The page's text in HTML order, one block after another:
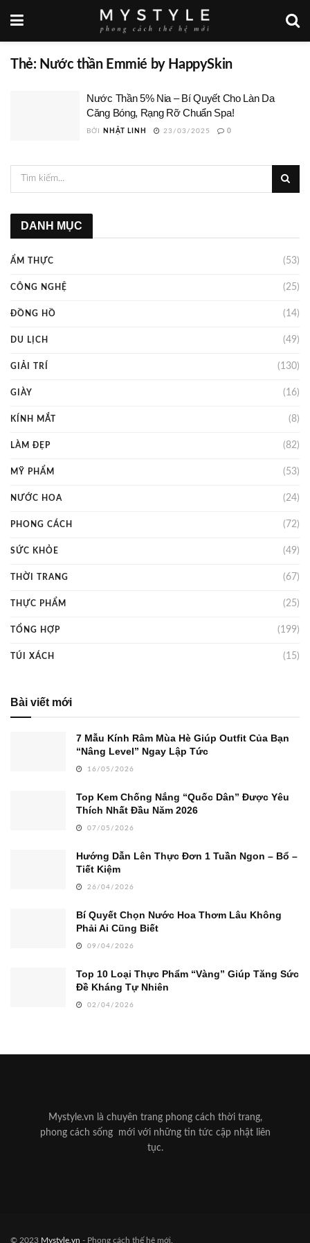
Thẻ: Nước thần Emmié by HappySkin
Nước Thần 5% Nia – Bí Quyết Cho Làn Da
Căng Bóng, Rạng Rỡ Chuẩn Spa!
BỞI NHẬT LINH 23/03/2025 0
DANH MỤC
ẨM THỰC (53)
CÔNG NGHỆ (25)
ĐỒNG HỒ (14)
DU LỊCH (49)
GIẢI TRÍ (130)
GIÀY (16)
KÍNH MẮT (8)
LÀM ĐẸP (82)
MỸ PHẨM (53)
NƯỚC HOA (24)
PHONG CÁCH (72)
SỨC KHỎE (49)
THỜI TRANG (67)
THỰC PHẨM (25)
TỔNG HỢP (199)
TÚI XÁCH (15)
Bài viết mới
7 Mẫu Kính Râm Mùa Hè Giúp Outfit Của Bạn
“Nâng Level” Ngay Lập Tức
16/05/2026
Top Kem Chống Nắng “Quốc Dân” Được Yêu
Thích Nhất Đầu Năm 2026
07/05/2026
Hướng Dẫn Lên Thực Đơn 1 Tuần Ngon – Bổ –
Tiết Kiệm
26/04/2026
Bí Quyết Chọn Nước Hoa Thơm Lâu Không
Phải Ai Cũng Biết
09/04/2026
Top 10 Loại Thực Phẩm “Vàng” Giúp Tăng Sức
Đề Kháng Tự Nhiên
02/04/2026
Mystyle.vn là chuyên trang phong cách thời trang,
phong cách sống mới với những tin tức cập nhật liên
tục.
© 2023 Mystyle.vn - Phong cách thế hệ mới.